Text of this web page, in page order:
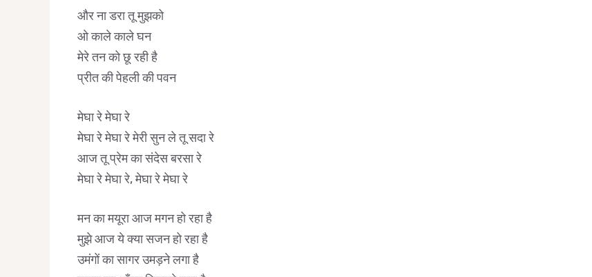
और ना डरा तू मुझको
ओ काले काले घन
मेरे तन को छू रही है
प्रीत की पेहली की पवन
मेघा रे मेघा रे
मेघा रे मेघा रे मेरी सुन ले तू सदा रे
आज तू प्रेम का संदेस बरसा रे
मेघा रे मेघा रे, मेघा रे मेघा रे
मन का मयूरा आज मगन हो रहा है
मुझे आज ये क्या सजन हो रहा है
उमंगों का सागर उमड़ने लगा है